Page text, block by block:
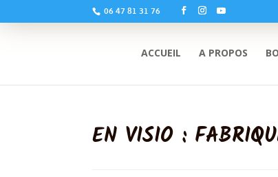
06 47 81 31 76
ACCUEIL A PROPOS
EN VISIO :